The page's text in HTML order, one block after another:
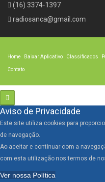
(16) 3374-1397
radiosanca@gmail.com
Home Baixar Aplicativo Classificados
Contato
Aviso de Privacidade
Este site utiliza cookies para
de navegação.
Ao aceitar e continuar com a
com esta utilização nos termos de
Ver nossa Política